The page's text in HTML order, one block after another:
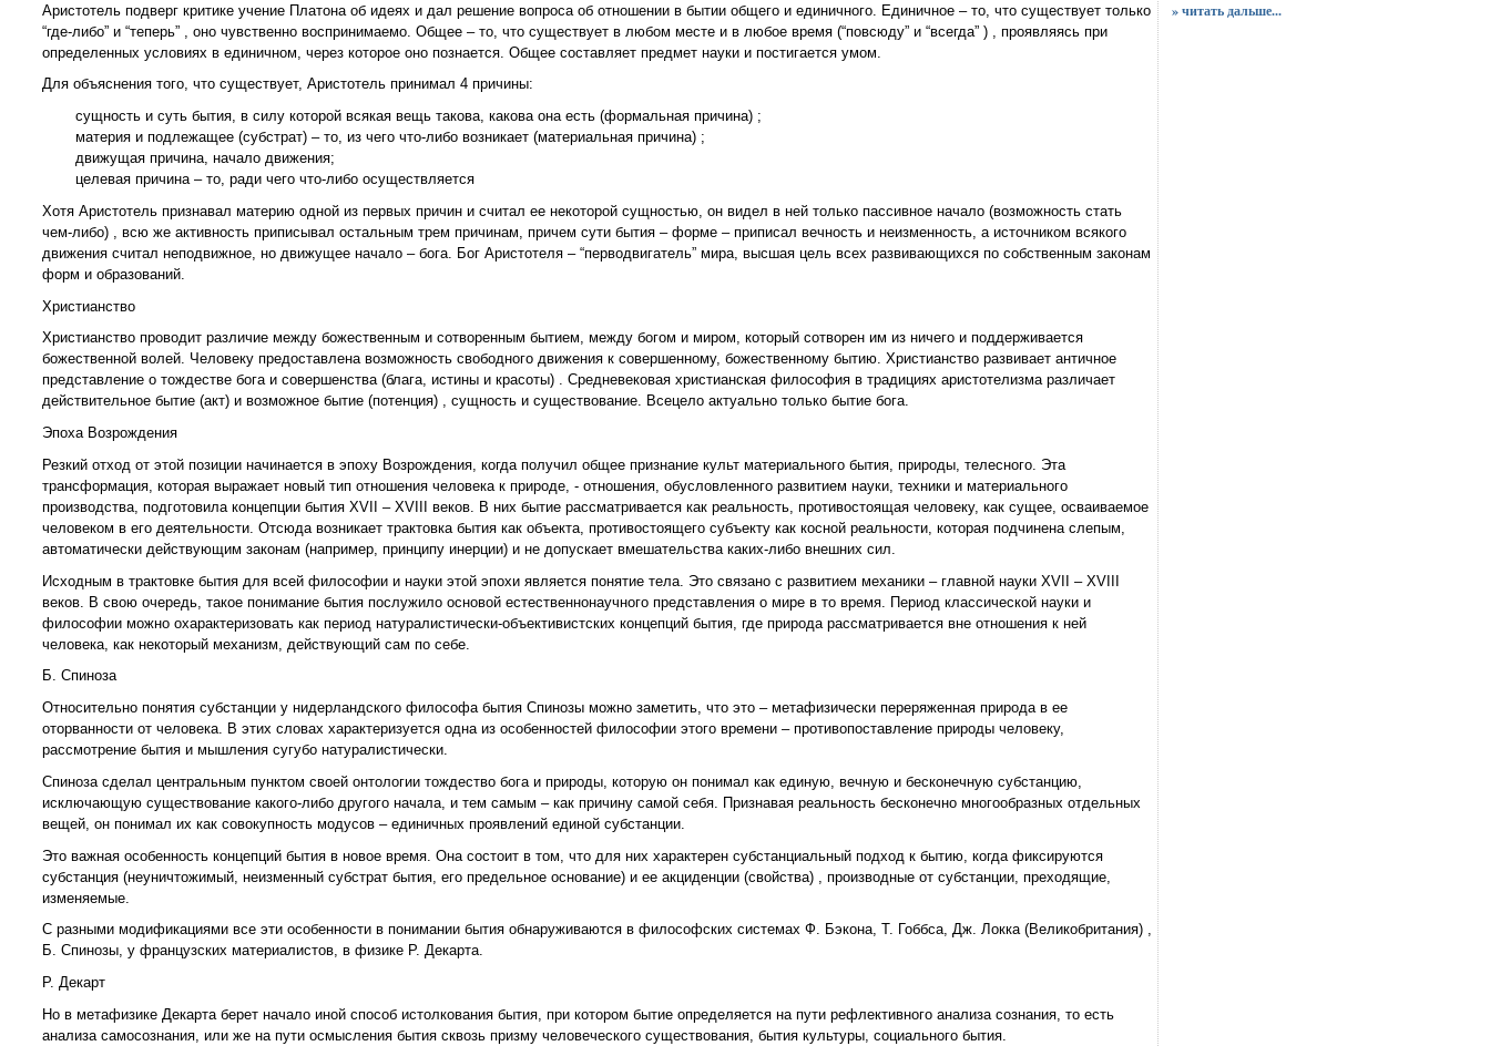
Аристотель подверг критике учение Платона об идеях и дал решение вопроса об отношении в бытии общего и единичного. Единичное – то, что существует только
“где-либо” и “теперь” , оно чувственно воспринимаемо. Общее – то, что существует в любом месте и в любое время (“повсюду” и “всегда” ) , проявляясь при
определенных условиях в единичном, через которое оно познается. Общее составляет предмет науки и постигается умом.
Для объяснения того, что существует, Аристотель принимал 4 причины:
сущность и суть бытия, в силу которой всякая вещь такова, какова она есть (формальная причина) ;
материя и подлежащее (субстрат) – то, из чего что-либо возникает (материальная причина) ;
движущая причина, начало движения;
целевая причина – то, ради чего что-либо осуществляется
Хотя Аристотель признавал материю одной из первых причин и считал ее некоторой сущностью, он видел в ней только пассивное начало (возможность стать
чем-либо) , всю же активность приписывал остальным трем причинам, причем сути бытия – форме – приписал вечность и неизменность, а источником всякого
движения считал неподвижное, но движущее начало – бога. Бог Аристотеля – “перводвигатель” мира, высшая цель всех развивающихся по собственным законам
форм и образований.
Христианство
Христианство проводит различие между божественным и сотворенным бытием, между богом и миром, который сотворен им из ничего и поддерживается
божественной волей. Человеку предоставлена возможность свободного движения к совершенному, божественному бытию. Христианство развивает античное
представление о тождестве бога и совершенства (блага, истины и красоты) . Средневековая христианская философия в традициях аристотелизма различает
действительное бытие (акт) и возможное бытие (потенция) , сущность и существование. Всецело актуально только бытие бога.
Эпоха Возрождения
Резкий отход от этой позиции начинается в эпоху Возрождения, когда получил общее признание культ материального бытия, природы, телесного. Эта
трансформация, которая выражает новый тип отношения человека к природе, - отношения, обусловленного развитием науки, техники и материального
производства, подготовила концепции бытия XVII – XVIII веков. В них бытие рассматривается как реальность, противостоящая человеку, как сущее, осваиваемое
человеком в его деятельности. Отсюда возникает трактовка бытия как объекта, противостоящего субъекту как косной реальности, которая подчинена слепым,
автоматически действующим законам (например, принципу инерции) и не допускает вмешательства каких-либо внешних сил.
Исходным в трактовке бытия для всей философии и науки этой эпохи является понятие тела. Это связано с развитием механики – главной науки XVII – XVIII
веков. В свою очередь, такое понимание бытия послужило основой естественнонаучного представления о мире в то время. Период классической науки и
философии можно охарактеризовать как период натуралистически-объективистских концепций бытия, где природа рассматривается вне отношения к ней
человека, как некоторый механизм, действующий сам по себе.
Б. Спиноза
Относительно понятия субстанции у нидерландского философа бытия Спинозы можно заметить, что это – метафизически переряженная природа в ее
оторванности от человека. В этих словах характеризуется одна из особенностей философии этого времени – противопоставление природы человеку,
рассмотрение бытия и мышления сугубо натуралистически.
Спиноза сделал центральным пунктом своей онтологии тождество бога и природы, которую он понимал как единую, вечную и бесконечную субстанцию,
исключающую существование какого-либо другого начала, и тем самым – как причину самой себя. Признавая реальность бесконечно многообразных отдельных
вещей, он понимал их как совокупность модусов – единичных проявлений единой субстанции.
Это важная особенность концепций бытия в новое время. Она состоит в том, что для них характерен субстанциальный подход к бытию, когда фиксируются
субстанция (неуничтожимый, неизменный субстрат бытия, его предельное основание) и ее акциденции (свойства) , производные от субстанции, преходящие,
изменяемые.
С разными модификациями все эти особенности в понимании бытия обнаруживаются в философских системах Ф. Бэкона, Т. Гоббса, Дж. Локка (Великобритания) ,
Б. Спинозы, у французских материалистов, в физике Р. Декарта.
Р. Декарт
Но в метафизике Декарта берет начало иной способ истолкования бытия, при котором бытие определяется на пути рефлективного анализа сознания, то есть
анализа самосознания, или же на пути осмысления бытия сквозь призму человеческого существования, бытия культуры, социального бытия.
»читать дальше...